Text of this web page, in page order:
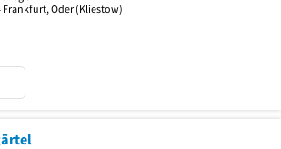
Frankfurt, Oder(Kliestow)